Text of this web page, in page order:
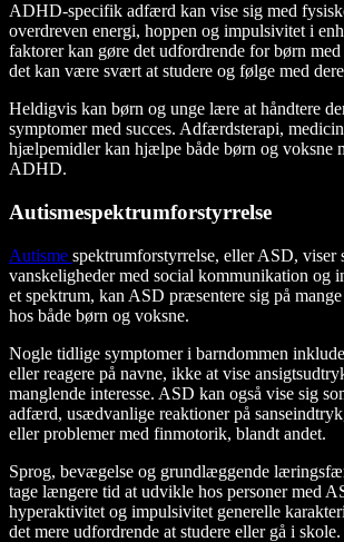
ADHD-specifik adfærd kan vise sig med
overdreven energi, hoppen og impulsivitet i
faktorer kan gøre det udfordrende for børn
det kan være svært at studere og følge med
Heldigvis kan børn og unge lære at håndtere
symptomer med succes. Adfærdsterapi,
hjælpemidler kan hjælpe både børn og voksne
ADHD.
Autismespektrumforstyrrelse
Autisme spektrumforstyrrelse, eller ASD, viser
vanskeligheder med social kommunikation og
et spektrum, kan ASD præsentere sig på
hos både børn og voksne.
Nogle tidlige symptomer i barndommen
eller reagere på navne, ikke at vise
manglende interesse. ASD kan også vise sig
adfærd, usædvanlige reaktioner på
eller problemer med finmotorik, blandt andet.
Sprog, bevægelse og grundlæggende
tage længere tid at udvikle hos personer med
hyperaktivitet og impulsivitet generelle
det mere udfordrende at studere eller gå i skole.